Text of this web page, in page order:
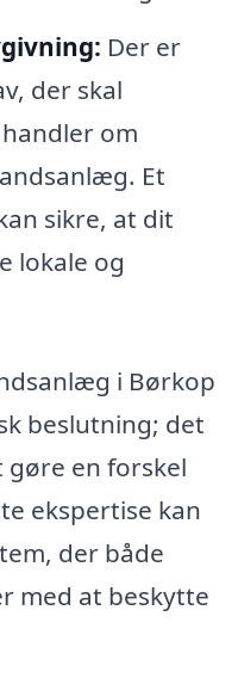
Der er
der skal
om
Et
sikre, at dit
lokale og
i Børkop
beslutning; det
gøre en forskel
ekspertise kan
der både
med at beskytte